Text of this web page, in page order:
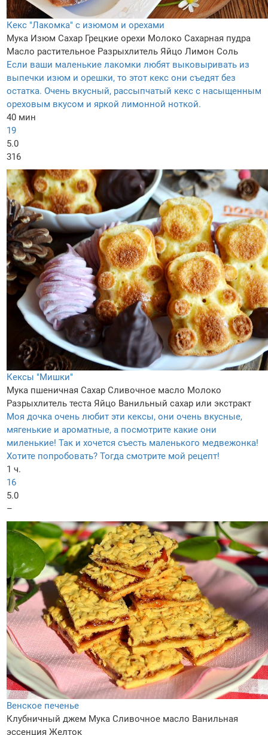
Кекс "Лакомка" с изюмом и орехами
Мука Изюм Сахар Грецкие орехи Молоко Сахарная пудра
Масло растительное Разрыхлитель Яйцо Лимон Соль
Если ваши маленькие лакомки любят выковыривать из
выпечки изюм и орешки, то этот кекс они съедят без
остатка. Очень вкусный, рассыпчатый кекс с насыщенным
ореховым вкусом и яркой лимонной ноткой.
40 мин
19
5.0
316
Кексы "Мишки"
Мука пшеничная Сахар Сливочное масло Молоко
Разрыхлитель теста Яйцо Ванильный сахар или экстракт
Моя дочка очень любит эти кексы, они очень вкусные,
мягенькие и ароматные, а посмотрите какие они
миленькие! Так и хочется съесть маленького медвежонка!
Хотите попробовать? Тогда смотрите мой рецепт!
1 ч.
16
5.0
–
Венское печенье
Клубничный джем Мука Сливочное масло Ванильная
эссенция Желток